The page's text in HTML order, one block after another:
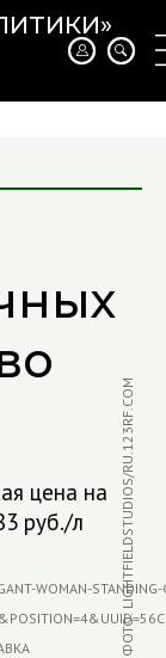
цена на
руб./л
ФОТО: LIGHTFIELDSTUDIOS/RU.123RF.COM